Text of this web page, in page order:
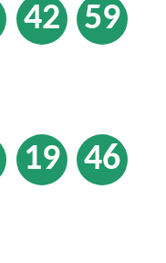
42 59
19 46